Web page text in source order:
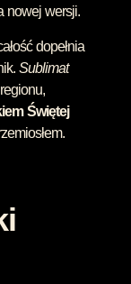
nowej wersji.
dopełnia
Sublimat
Świętej